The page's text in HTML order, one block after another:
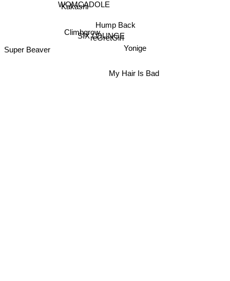
SIX LOUNGE
Hump Back
reGretGirl
WOMCADOLE
Yonige
Kakashi
My Hair Is Bad
Climbgrow
Super Beaver